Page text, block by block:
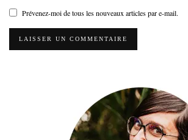
Prévenez-moi de tous les nouveaux articles par e-mail.